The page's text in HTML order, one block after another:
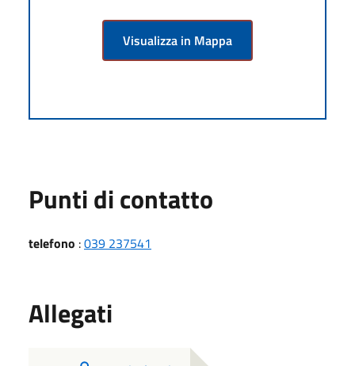
Visualizza in Mappa
Punti di contatto
telefono :039 237541
Allegati